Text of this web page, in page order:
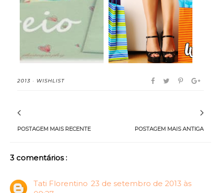
Chegou pelo Correios
37#
Delírios de Consumo
55#
2013 · WISHLIST
POSTAGEM MAIS RECENTE POSTAGEM MAIS ANTIGA
3 comentários :
Tati Florentino 23 de setembro de 2013 às